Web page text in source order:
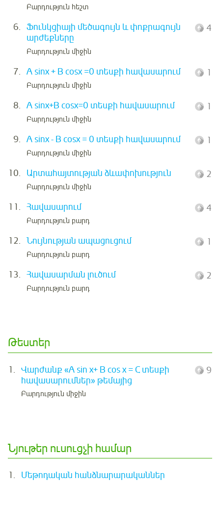
Բարդություն հեշտ
6. Ֆունկցիայի մեծագույն և փոքրագույն
արժեքները
Բարդություն միջին
4
7. A sinx + B cosx =0 տեսքի հավասարում
Բարդություն միջին
1
8. A sinx+B cosx=0 տեսքի հավասարում
Բարդություն միջին
1
9. A sinx - B cosx = 0 տեսքի հավասարում
Բարդություն միջին
1
10. Արտահայտության ձևափոխություն
Բարդություն միջին
2
11. Հավասարում
Բարդություն բարդ
4
12. Նույնության ապացուցում
Բարդություն բարդ
1
13. Հավասարման լուծում
Բարդություն բարդ
2
Թեստեր
1. Վարժանք «A sin x+ B cos x = C տեսքի
հավասարումներ» թեմայից
Բարդություն միջին
9
Նյութեր ուսուցչի համար
1. Մեթոդական հանձնարարականներ